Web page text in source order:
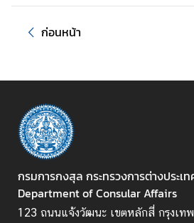
.
ถ
า
ม
-
ต
อ
บ
ก่อนหน้า
กรมการกงสุล กระทรวงการต่างประเ
Department of Consular Affairs
123 ถนนแจ้งวัฒนะ เขตหลักสี่ กรุงเท